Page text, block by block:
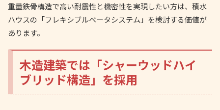
重量鉄骨構造で高い耐震性と機密性を実現したい方は、積水
ハウスの「フレキシブルベータシステム」を検討する価値が
あります。
木造建築では「シャーウッドハイ
ブリッド構造」を採用